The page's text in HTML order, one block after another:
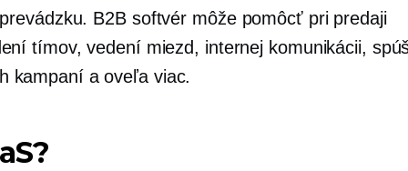
B2B softvér môže pomôcť pri predaji
tímov, vedení miezd, internej komunikácii,
kampaní a oveľa viac.